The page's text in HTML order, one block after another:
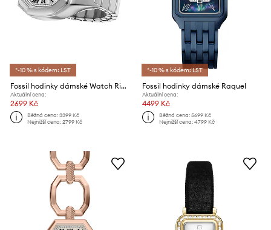
*-10 % s kódem: LST
Fossil hodinky dámské Watch Ring
Aktuální cena:
2699 Kč
Běžná cena:3399 Kč
Nejnižší cena:2799 Kč
*-10 % s kódem: LST
Fossil hodinky dámské Raquel
Aktuální cena:
4499 Kč
Běžná cena:5699 Kč
Nejnižší cena:4799 Kč